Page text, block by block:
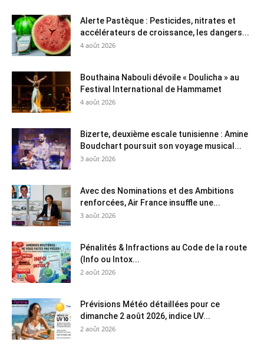
Alerte Pastèque : Pesticides, nitrates et
accélérateurs de croissance, les dangers...
4 août 2026
Bouthaina Nabouli dévoile « Doulicha » au
Festival International de Hammamet
4 août 2026
Bizerte, deuxième escale tunisienne : Amine
Boudchart poursuit son voyage musical...
3 août 2026
Avec des Nominations et des Ambitions
renforcées, Air France insuffle une...
3 août 2026
Pénalités & Infractions au Code de la route
(Info ou Intox...
2 août 2026
Prévisions Météo détaillées pour ce
dimanche 2 août 2026, indice UV...
2 août 2026